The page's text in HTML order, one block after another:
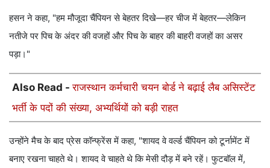
हसन ने कहा, "हम मौजूदा चैंपियन से बेहतर दिखे—हर चीज में बेहतर—लेकिन
नतीजे पर पिच के अंदर की वजहों और पिच के बाहर की बाहरी वजहों का असर
पड़ा।"
Also Read -राजस्थान कर्मचारी चयन बोर्ड ने बढ़ाई लैब असिस्टेंट
भर्ती के पदों की संख्या, अभ्यर्थियों को बड़ी राहत
उन्होंने मैच के बाद प्रेस कॉन्फ्रेंस में कहा, "शायद वे वर्ल्ड चैंपियन को टूर्नामेंट में
बनाए रखना चाहते थे। शायद वे चाहते थे कि मेसी दौड़ में बने रहें। फुटबॉल में,